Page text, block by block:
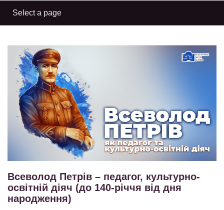
Всеволод Петрів – педагог, культурно-
освітній діяч (до 140-річчя від дня
народження)